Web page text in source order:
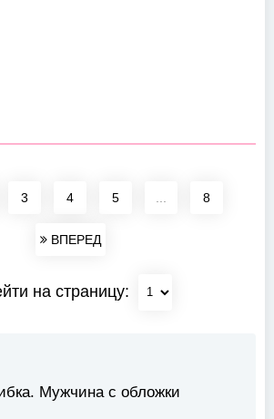
3 4 5 8
ВПЕРЕД
на страницу:
Мужчина с обложки